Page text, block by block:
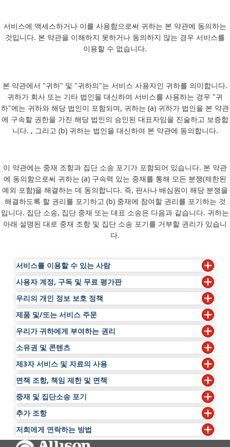
서비스에 액세스하거나 이를 사용함으로써 귀하는 본 약관에 동의하는
것입니다. 본 약관을 이해하지 못하거나 동의하지 않는 경우 서비스를
이용할 수 없습니다.
본 약관에서 "귀하" 및 "귀하의"는 서비스 사용자인 귀하를 의미합니다.
귀하가 회사 또는 기타 법인을 대신하여 서비스를 사용하는 경우 "귀
하"에는 귀하와 해당 법인이 포함되며, 귀하는 (a) 귀하가 법인을 본 약관
에 구속할 권한을 가진 해당 법인의 승인된 대표자임을 진술하고 보증합
니다. , 그리고 (b) 귀하는 법인을 대신하여 본 약관에 동의합니다.
이 약관에는 중재 조항과 집단 소송 포기가 포함되어 있습니다. 본 약관
에 동의함으로써 귀하는 (a) 구속력 있는 중재를 통해 모든 분쟁(제한된
예외 포함)을 해결하는 데 동의합니다. 즉, 판사나 배심원이 해당 분쟁을
해결하도록 할 권리를 포기하고 (b) 중재에 참여할 권리를 포기하는 것
입니다. 집단 소송, 집단 중재 또는 대표 소송은 다음과 같습니다. 귀하는
아래 설명된 대로 중재 조항 및 집단 소송 포기를 거부할 권리가 있습니
다.
서비스를 이용할 수 있는 사람
귀하는 18세 이상이어야 하며 본 약관과 Allison 전송 개인
정보 보호 정책에 동의해야 합니다. 귀하는 쿠바, 이란, 북
한, 시리아, 러시아 또는 정부 금수 조치가 적용되는 기타 지
역에 거주해서는 안 되며, 미국 또는 기타 적용 가능한 관할
권에서 관리하는 목록에 포함되어서는 안 됩니다. 특정 법
인, 사람, 관할권에 대한 미국 제품의 수출. 서비스를 사용함
으로써 귀하는 이러한 요구 사항을 충족하고 법률이나 규정
을 위반하는 방식으로 서비스를 사용하지 않을 것임을 진술
하고 보증합니다.
사용자 계정, 구독 및 무료 평가판
일부 서비스를 이용하려면 계정(“계정”)을 생성해야 합니다.
귀하는 귀하의 계정에 대해 정확하고 완전하며 업데이트된
정보를 당사에 제공하는 데 동의합니다. 귀하는 계정 설정에
서 귀하의 계정에 액세스하고, 편집하고, 업데이트할 수 있
습니다. 귀하의 계정에서의 모든 활동과 비밀번호의 기밀성
과 보안 유지에 대한 책임은 전적으로 귀하에게 있습니다.
당사는 귀하의 계정과 관련하여 귀하의 작위나 부작위에 대
해 책임을 지지 않습니다. 귀하의 계정이나 비밀번호가 도난
당하거나, 남용되거나, 다른 방식으로 손상되었다는 것을 알
고 있거나 의심할 만한 이유가 있는 경우
webmaster@allisontransmission.com으로 즉시 당사에
알려야 합니다. 당사가 이전에 귀하의 계정을 제거했거나 당
사 서비스에서 귀하를 금지한 경우, 귀하는 당사의 사전 서
면 동의 없이 다른 계정을 생성하지 않을 것에 동의합니다.
우리의 개인 정보 보호 정책
당사의 개인정보 보호정책은 귀하가 서비스를 사용할 때 귀
하가 당사에 제공한 정보를 처리하는 방법을 설명합니다.앨
리슨 전송 개인 정보 보호 정책에 있는 개인 정보 보호 정책
을 참조하십시오.
제품 및/또는 서비스 주문
지불. 서비스를 통해 제공되는 제3자의 제품 또는 서비스
("제공 제품")를 포함하여 서비스를 통해 귀하가 특정 기타
제품 또는 서비스를 구매하는 것을 허용할 수 있습니다. 귀
하는 신용 ​​카드, PayPal 또는 기타 결제 정보를 포함하되 이
에 국한되지 않고 서비스 구매와 관련하여 귀하가 제공하는
모든 정보가 정확하고 최신이며 완전하다는 점을 인정하고
이에 동의합니다. 귀하는 거래 완료 시 제공한 신용 카드를
포함하되 이에 국한되지 않고 당사 또는 당사의 결제 처리자
에게 제공한 결제 방법을 사용할 법적 권리가 있음을 진술하
고 보증합니다. 당사는 사전 통지 여부에 관계없이 당사의
단독 재량에 따라 (a) 제공 제품의 사용 가능한 수량을 중단,
우리가 귀하에게 부여하는 권리
서비스를 사용할 권리. 당사는 귀하가 본 약관을 준수하는
경우에 한해 귀하가 개인적, 비상업적 용도로만 서비스를 사
용할 수 있도록 허용합니다. 당사가 소유하거나 관리하는 소
프트웨어, 콘텐츠 또는 기타 자료가 귀하의 서비스 사용의
일부로 귀하에게 배포되는 경우, 당사는 이에 따라 귀하에게
개인적이고, 양도할 수 없고, 재라이센스를 부여할 수 없고,
양도할 수 없고, 비독점적인 권한을 부여합니다. 각 경우에
귀하가 본 약관에서 허용하는 대로 서비스를 사용할 수 있도
록 하기 위한 목적으로만 서비스의 일부로 귀하에게 제공되
소유권 및 콘텐츠
서비스의 소유권. "모양과 느낌"(예: 텍스트, 그래픽, 이미지,
로고), 독점 콘텐츠, 정보 및 기타 자료를 포함한 서비스는
저작권, 상표 및 기타 지적 재산권법에 따라 보호됩니다. 귀
하는 회사 및/또는 그 라이센스 제공자가 서비스에 대한 모
든 권리, 소유권 및 이익(모든 지적 재산권 포함)을 소유하고
그러한 소유권 이익과 일치하지 않는 조치를 취하지 않는다
는 데 동의합니다. 당사와 당사의 라이센스 제공자는 파생물
을 생성할 수 있는 독점권을 포함하되 이에 국한되지 않고
제3자 서비스 및 자료의 사용
특정 서비스는 제3자의 콘텐츠, 데이터, 정보, 애플리케이션
또는 자료(“제3자 자료”)를 표시, 포함 또는 제공하거나 특정
제3자 웹사이트에 대한 링크를 제공할 수 있습니다. 서비스
를 사용함으로써 귀하는 회사가 해당 제3자 자료의 내용, 정
확성, 완전성, 가용성, 적시성, 타당성, 저작권 준수, 합법성,
품위, 품질 또는 기타 측면을 조사하거나 평가할 책임이 없
면책 조항, 책임 제한 및 면책
면책 조항.
귀하의 서비스 액세스 및 사용에 따른 위험은 귀하의
책임입니다. 귀하는 서비스가 "있는 그대로" 및 "이용
가능한 대로" 제공된다는 데 동의합니다. 전술한 내용
중재 및 집단소송 포기
비공식 프로세스 우선. 귀하와 회사는 귀하와 회사 기관 사
이에 분쟁이 있는 경우 법원을 포함하되 이에 국한되지 않는
공식적인 해결 수단에 의지하기 전에 먼저 상대방에게 연락
추가 조항
본 약관 업데이트. 당사는 수시로 본 약관을 수정할 수 있으
며, 이 경우 본 약관 상단의 "최종 개정" 날짜를 업데이트합
저희에게 연락하는 방법